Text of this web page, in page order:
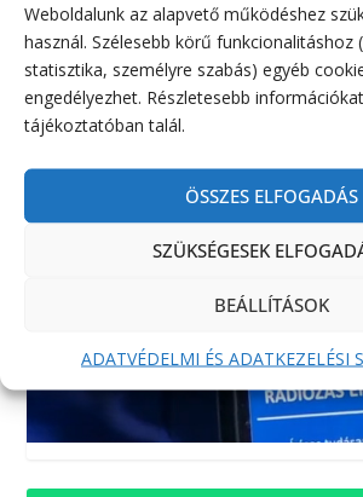
Weboldalunk az alapvető működéshez
használ. Szélesebb körű funkcionalitáshoz
statisztika, személyre szabás) egyéb
engedélyezhet. Részletesebb
tájékoztatóban talál.
ÖSSZES ELFOGADÁS
SZÜKSÉGESEK
BEÁLLÍTÁSOK
ADATVÉDELMI ÉS ADATKEZELÉSI